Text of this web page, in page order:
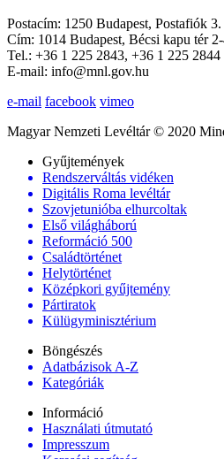
Postacím: 1250 Budapest, Postafiók 3.
Cím: 1014 Budapest, Bécsi kapu tér
Tel.: +36 1 225 2843, +36 1 225 2844
E-mail: info@mnl.gov.hu
e-mail facebook vimeo
Magyar Nemzeti Levéltár © 2020
Gyűjtemények
Rendszerváltás vidéken
Digitális Roma levéltár
Szovjetunióba elhurcoltak
Első világháború
Reformáció 500
Családtörténet
Helytörténet
Középkori gyűjtemény
Pártiratok
Külügyminisztérium
Böngészés
Adatbázisok A-Z
Kategóriák
Információ
Használati útmutató
Impresszum